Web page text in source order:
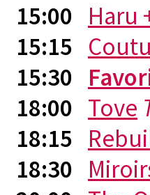
15:00 Haru
15:15
15:30
18:00 Tove
18:15
18:30